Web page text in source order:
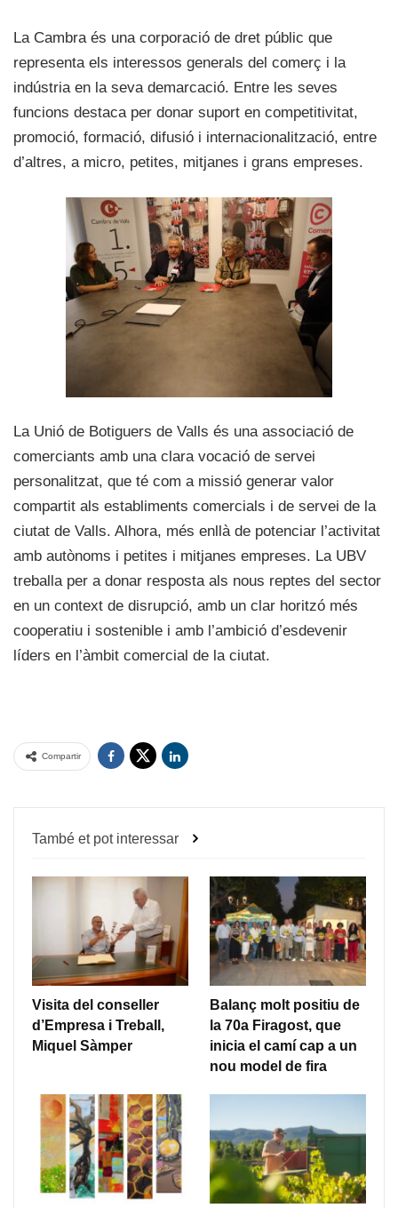
La Cambra és una corporació de dret públic que
representa els interessos generals del comerç i la
indústria en la seva demarcació. Entre les seves
funcions destaca per donar suport en competitivitat,
promoció, formació, difusió i internacionalització, entre
d’altres, a micro, petites, mitjanes i grans empreses.
La Unió de Botiguers de Valls és una associació de
comerciants amb una clara vocació de servei
personalitzat, que té com a missió generar valor
compartit als establiments comercials i de servei de la
ciutat de Valls. Alhora, més enllà de potenciar l’activitat
amb autònoms i petites i mitjanes empreses. La UBV
treballa per a donar resposta als nous reptes del sector
en un context de disrupció, amb un clar horitzó més
cooperatiu i sostenible i amb l’ambició d’esdevenir
líders en l’àmbit comercial de la ciutat.
Compartir
També et pot interessar
Visita del conseller
d’Empresa i Treball,
Miquel Sàmper
Balanç molt positiu de
la 70a Firagost, que
inicia el camí cap a un
nou model de fira